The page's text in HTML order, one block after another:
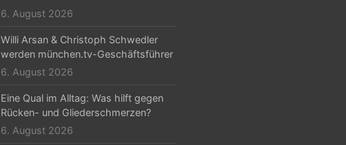
6. August 2026
Willi Arsan & Christoph Schwedler
werden münchen.tv-Geschäftsführer
6. August 2026
Eine Qual im Alltag: Was hilft gegen
Rücken- und Gliederschmerzen?
6. August 2026